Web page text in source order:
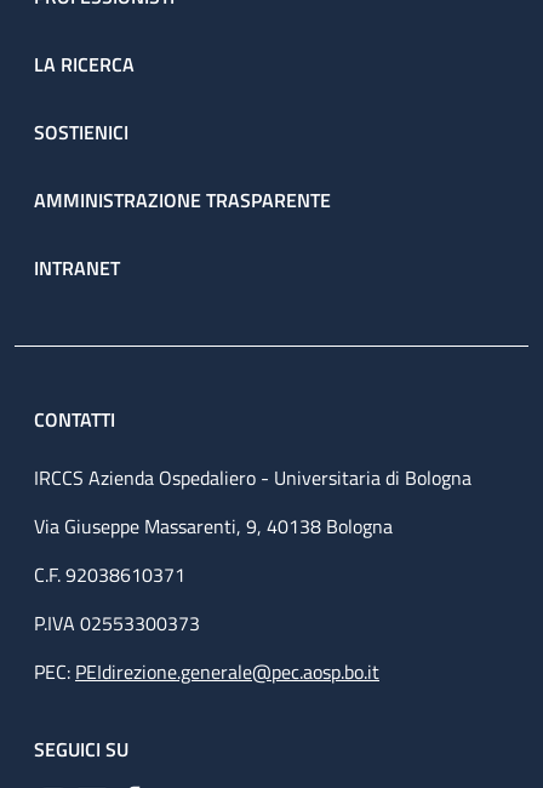
LA RICERCA
SOSTIENICI
AMMINISTRAZIONE TRASPARENTE
INTRANET
CONTATTI
IRCCS Azienda Ospedaliero - Universitaria di Bologna
Via Giuseppe Massarenti, 9, 40138 Bologna
C.F. 92038610371
P.IVA 02553300373
PEC: PEIdirezione.generale@pec.aosp.bo.it
SEGUICI SU